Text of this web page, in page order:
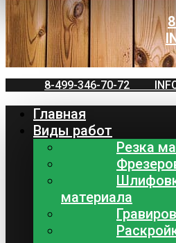
8-499-346-70-72
Главная
Виды работ
Резка
материала